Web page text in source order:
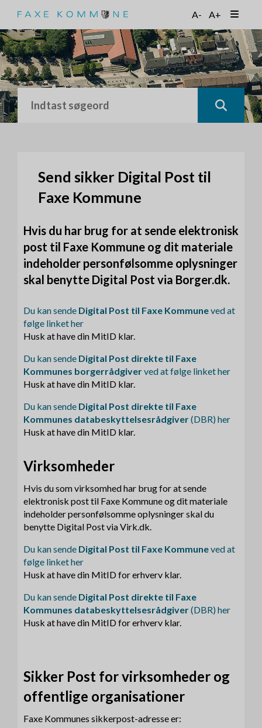
t
i
l
h
o
v
e
d
A- A+
Send sikker Digital Post til
Faxe Kommune
Hvis du har brug for at sende elektronisk
post til Faxe Kommune og dit materiale
indeholder personfølsomme oplysninger
skal benytte Digital Post via Borger.dk.
Du kan sende Digital Post til Faxe Kommuneved at
følge linket her
Husk at have din MitID klar.
Du kan sende Digital Post direkte til Faxe
Kommunes borgerrådgiverved at følge linket her
Husk at have din MitID klar.
Du kan sende Digital Post direkte til Faxe
Kommunes databeskyttelsesrådgiver(DBR) her
Husk at have din MitID klar.
Virksomheder
Hvis du som virksomhed har brug for at sende
elektronisk post til Faxe Kommune og dit materiale
indeholder personfølsomme oplysninger skal du
benytte Digital Post via Virk.dk.
Du kan sende Digital Post til Faxe Kommuneved at
følge linket her
Husk at have din MitID for erhverv klar.
Du kan sende Digital Post direkte til Faxe
Kommunes databeskyttelsesrådgiver(DBR) her
Husk at have din MitID for erhverv klar.
Sikker Post for virksomheder og
offentlige organisationer
Faxe Kommunes sikkerpost-adresse er: